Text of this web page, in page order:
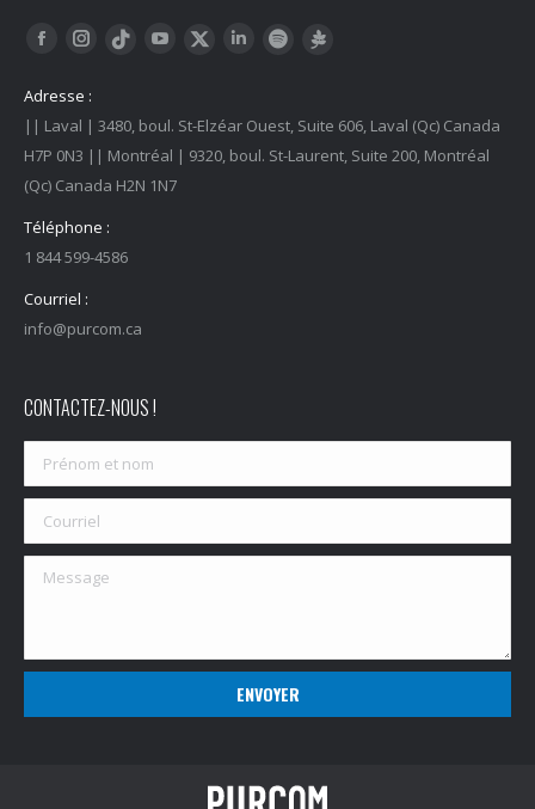
Trouvez nous sur :
FacebookInstagram
Tiktok YouTubeTwitter LinkedInSpotify
Adresse :
|| Laval | 3480, boul. St-Elzéar Ouest, Suite 606, Laval (Qc) Canada
H7P 0N3 || Montréal | 9320, boul. St-Laurent, Suite 200, Montréal
(Qc) Canada H2N 1N7
Téléphone :
1 844 599-4586
Courriel :
info@purcom.ca
CONTACTEZ-NOUS !